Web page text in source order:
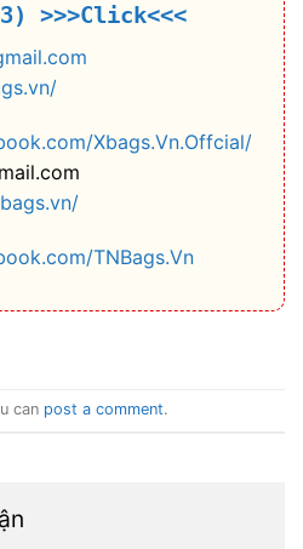
>>>Click<<<
Xbags.Vn.Offcial/
TNBags.Vn
can post a comment.